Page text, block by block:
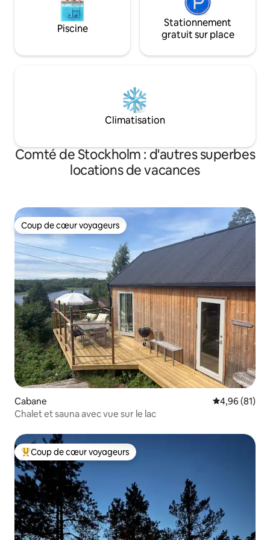
Piscine
Stationnement
gratuit sur place
Climatisation
Comté de Stockholm : d'autres superbes
locations de vacances
Coup de cœur voyageurs
Coup de cœur voyageurs
Cabane Évaluation
4,96 (81)
Chalet et sauna avec vue sur le lac
Coups de cœur voyageurs les plus appréciés
Coup de cœur voyageurs